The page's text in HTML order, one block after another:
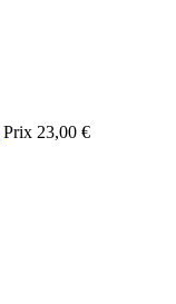
Prix 23,00 €